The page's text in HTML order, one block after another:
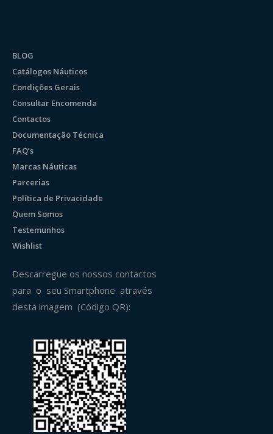
BLOG
Catálogos Náuticos
Condições Gerais
Consultar Encomenda
Contactos
Documentação Técnica
FAQ’s
Marcas Náuticas
Parcerias
Política de Privacidade
Quem Somos
Testemunhos
Wishlist
Descarregue os nossos contactos
para o seu Smartphone através
desta imagem (Código QR):